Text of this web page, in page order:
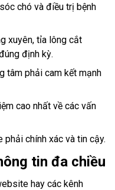
chó và điều trị bệnh
xuyên, tỉa lông cắt
định kỳ.
tâm phải cam kết mạnh
cao nhất về các vấn
chính xác và tin cậy.
tin đa chiều
hay các kênh